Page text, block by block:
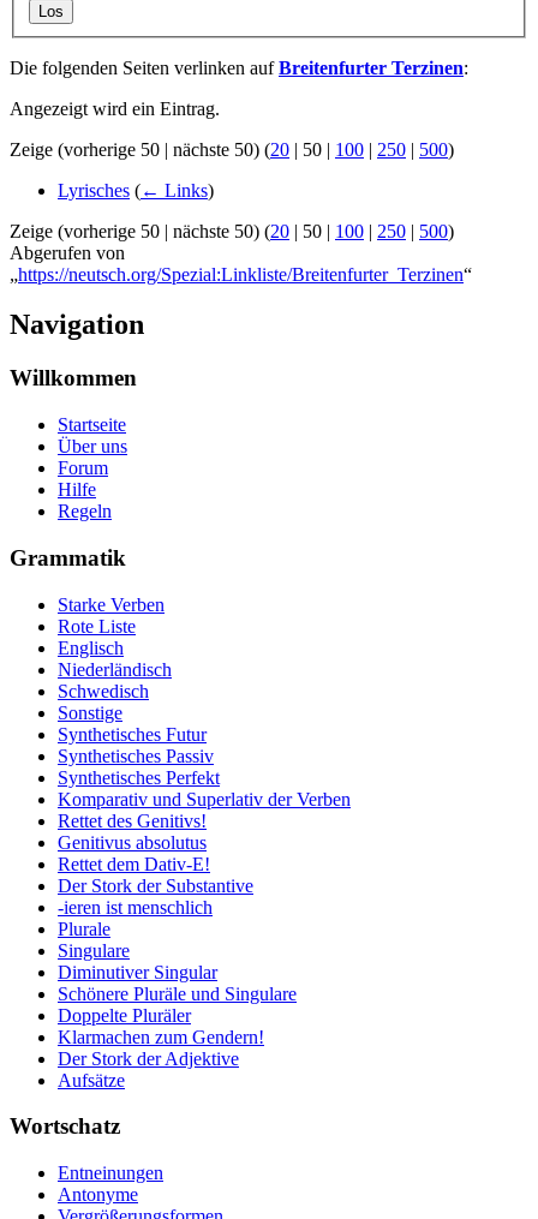
Los
Die folgenden Seiten verlinken aufBreitenfurter Terzinen:
Angezeigt wird ein Eintrag.
Zeige (vorherige 50 | nächste 50) (20 | 50 | 100 | 250 | 500)
Lyrisches (← Links)
Zeige (vorherige 50 | nächste 50) (20 | 50 | 100 | 250 | 500)
Abgerufen von
„https://neutsch.org/Spezial:Linkliste/Breitenfurter_Terzinen“
Navigation
Willkommen
Startseite
Über uns
Forum
Hilfe
Regeln
Grammatik
Starke Verben
Rote Liste
Englisch
Niederländisch
Schwedisch
Sonstige
Synthetisches Futur
Synthetisches Passiv
Synthetisches Perfekt
Komparativ und Superlativ der Verben
Rettet des Genitivs!
Genitivus absolutus
Rettet dem Dativ-E!
Der Stork der Substantive
-ieren ist menschlich
Plurale
Singulare
Diminutiver Singular
Schönere Pluräle und Singulare
Doppelte Pluräler
Klarmachen zum Gendern!
Der Stork der Adjektive
Aufsätze
Wortschatz
Entneinungen
Antonyme